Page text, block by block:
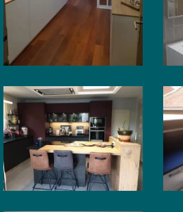
Rénovation
agencement
– Pau
CUISINE
Rénovation
cuisine –
Lacommande
(Pau)